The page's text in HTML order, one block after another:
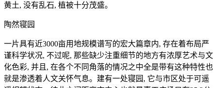
黄土, 没有乱石, 植被十分茂盛。
陶然寝园
一片具有近3000亩用地规模谱写的宏大篇章内, 存在着布局严
谨科学状况, 不过呢, 那些缺少注重细节的地方有浓厚艺术与文
化色彩, 并且, 在各个不同角落的情况之中全是带有这种特性也
就是渗透着人文关怀气息。建有一处寝园, 它与市区处于可遥